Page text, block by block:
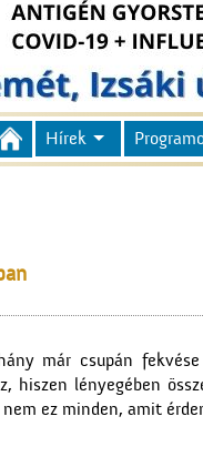
Hírek
már csupán
hiszen lényegében
ez minden, amit